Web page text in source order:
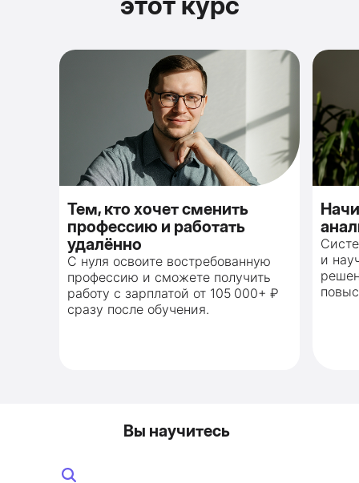
Тем, кто хочет сменить
профессию и работать
удалённо
С нуля освоите востребованную
профессию и сможете получить
работу с зарплатой от 105 000+ ₽
сразу после обучения.
и
Вы научитесь